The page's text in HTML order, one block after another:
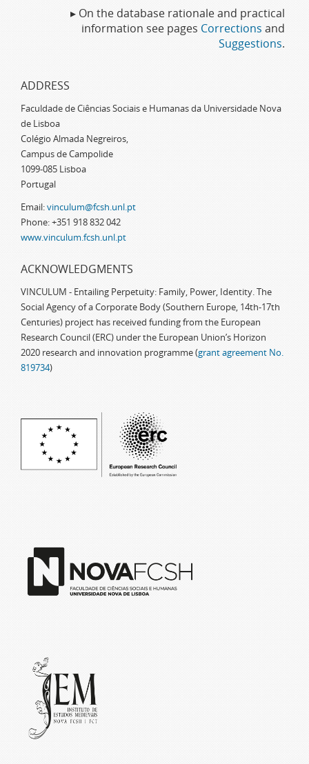
▸ On the database rationale and practical
information see pages Corrections and
Suggestions.
ADDRESS
Faculdade de Ciências Sociais e Humanas da Universidade Nova
de Lisboa
Colégio Almada Negreiros,
Campus de Campolide
1099-085 Lisboa
Portugal
Email:vinculum@fcsh.unl.pt
Phone: +351 918 832 042
www.vinculum.fcsh.unl.pt
ACKNOWLEDGMENTS
VINCULUM - Entailing Perpetuity: Family, Power, Identity. The
Social Agency of a Corporate Body (Southern Europe, 14th-17th
Centuries) project has received funding from the European
Research Council (ERC) under the European Union’s Horizon
2020 research and innovation programme (grant agreement No.
819734)